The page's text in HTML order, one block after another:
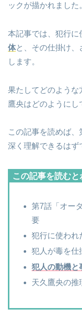
ックが描かれました
本記事では、犯行に
体と、その仕掛け、
します。
果たしてどのような
鷹央はどのようにし
この記事を読めば、
深く理解できるはず
この記事を読むと
第7話「オー
要
犯行に使われ
犯人が毒を仕
犯人の動機と
天久鷹央の推